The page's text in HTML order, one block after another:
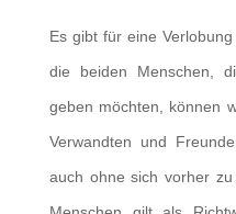
Es gibt für eine
die beiden Menschen,
geben möchten, können
Verwandten und
auch ohne sich vorher